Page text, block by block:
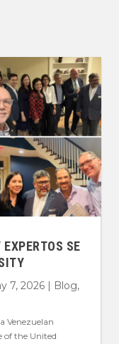
SE
7, 2026| Blog,
Venezuelan
of the United